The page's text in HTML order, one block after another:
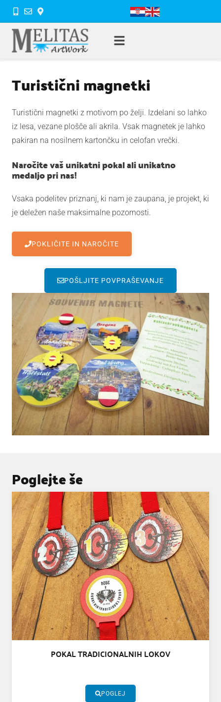
Turistični magnetki
Turistični magnetki z motivom po želji. Izdelani so lahko
iz lesa, vezane plošče ali akrila. Vsak magnetek je lahko
pakiran na nosilnem kartončku in celofan vrečki.
Naročite vaš unikatni pokal ali unikatno
medaljo pri nas!
Vsaka podelitev priznanj, ki nam je zaupana, je projekt, ki
je deležen naše maksimalne pozornosti.
POKLIČITE IN NAROČITE
POŠLJITE POVPRAŠEVANJE
Poglejte še
POKAL TRADICIONALNIH LOKOV
POGLEJ